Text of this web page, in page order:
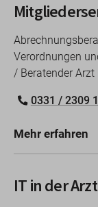
Verordnungen
/ Beratender Arzt
0331 / 2309
Mehr erfahren
IT in der